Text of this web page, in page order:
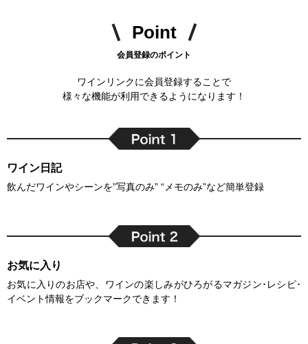
Point
会員登録のポイント
ワインリンクに会員登録することで
様々な機能が利用できるようになります！
ワイン日記
飲んだワインやシーンを”写真のみ” “メモのみ”など簡単登録
お気に入り
お気に入りのお店や、ワインの楽しみがひろがるマガジン･レシピ･
イベント情報をブックマークできます！